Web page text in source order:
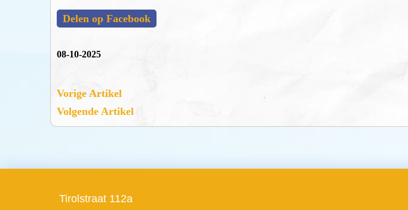
Delen op Facebook
08-10-2025
Vorige Artikel
Volgende Artikel
Tirolstraat 112a